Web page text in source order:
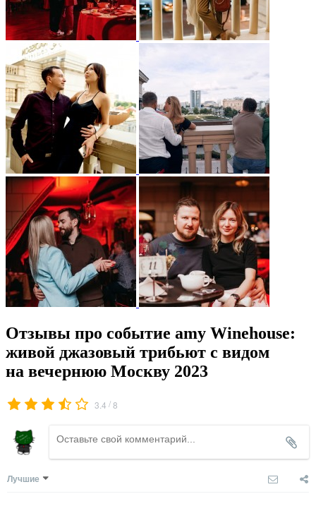
Отзывы про событие amy Winehouse:
живой джазовый трибьют с видом
на вечернюю Москву 2023
3.4 /8
Лучшие